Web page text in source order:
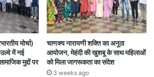
मोर्चा)
में नई
मुद्दों पर
चाणक्य नारायणी शक्ति का अनूठा
आयोजन, मेहंदी की खुशबू के साथ महिलाओं
को मिला जागरूकता का संदेश
3 weeks ago